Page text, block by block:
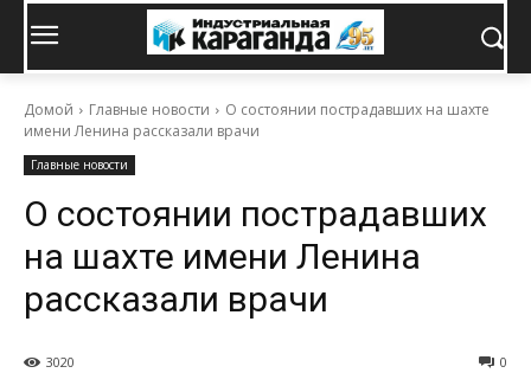
Домой Главные новости
О состоянии пострадавших на шахте
имени Ленина рассказали врачи
Главные новости
О состоянии пострадавших
на шахте имени Ленина
рассказали врачи
0
3020